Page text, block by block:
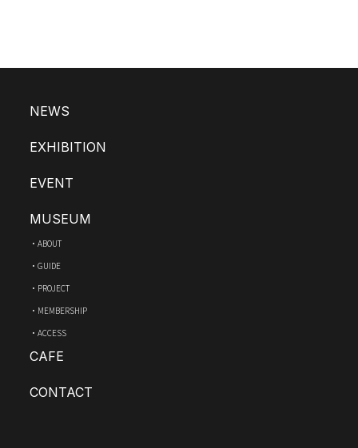
NEWS
EXHIBITION
EVENT
MUSEUM
ABOUT
GUIDE
PROJECT
MEMBERSHIP
ACCESS
CAFE
CONTACT